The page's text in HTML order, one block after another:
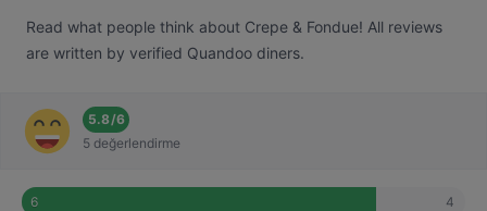
Read what people think about Crepe & Fondue! All reviews
are written by verified Quandoo diners.
5.8/6
5 değerlendirme
6 4